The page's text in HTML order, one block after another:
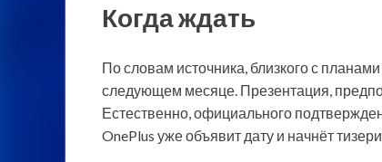
Когда ждать
По словам источника, близкого с
следующем месяце. Презентация,
Естественно, официального
OnePlus уже объявит дату и начнёт